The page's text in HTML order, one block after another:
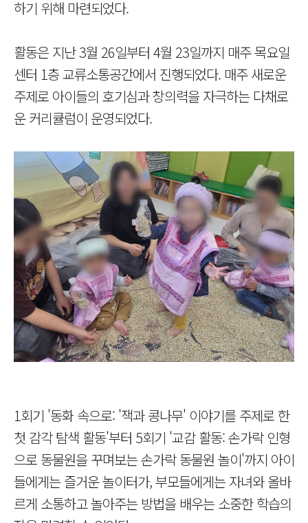
하기 위해 마련되었다.
활동은 지난 3월 26일부터 4월 23일까지 매주 목요일
센터 1층 교류소통공간에서 진행되었다. 매주 새로운
주제로 아이들의 호기심과 창의력을 자극하는 다채로
운 커리큘럼이 운영되었다.
1회기 '동화 속으로: '잭과 콩나무' 이야기를 주제로 한
첫 감각 탐색 활동'부터 5회기 '교감 활동: 손가락 인형
으로 동물원을 꾸며보는 손가락 동물원 놀이'까지 아이
들에게는 즐거운 놀이터가, 부모들에게는 자녀와 올바
르게 소통하고 놀아주는 방법을 배우는 소중한 학습의